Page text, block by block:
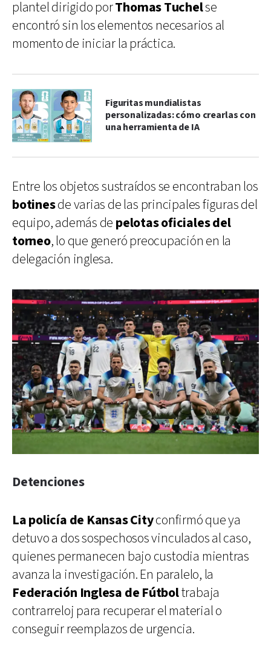
plantel dirigido porThomas Tuchelse
encontró sin los elementos necesarios al
momento de iniciar la práctica.
Figuritas mundialistas
personalizadas: cómo crearlas con
una herramienta de IA
Entre los objetos sustraídos se encontraban los
botinesde varias de las principales figuras del
equipo, además de pelotas oficiales del
torneo, lo que generó preocupación en la
delegación inglesa.
Detenciones
La policía de Kansas Cityconfirmó que ya
detuvo a dos sospechosos vinculados al caso,
quienes permanecen bajo custodia mientras
avanza la investigación. En paralelo, la
Federación Inglesa de Fútboltrabaja
contrarreloj para recuperar el material o
conseguir reemplazos de urgencia.